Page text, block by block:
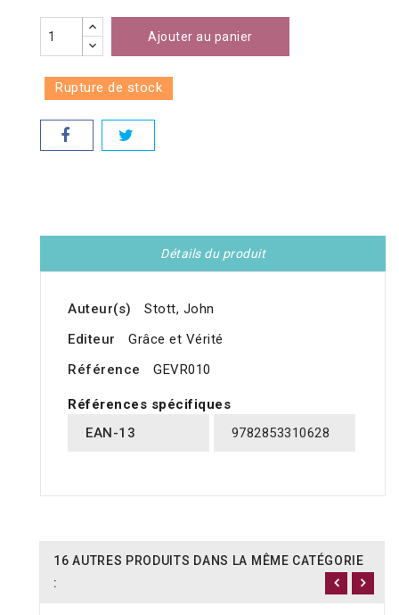
Ajouter au panier
Rupture de stock
Détails du produit
Auteur(s)
Stott, John
Editeur
Grâce et Vérité
Référence
GEVR010
Références spécifiques
EAN-13
9782853310628
16 AUTRES PRODUITS DANS LA MÊME CATÉGORIE
: